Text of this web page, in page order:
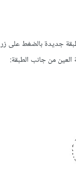
جديدة بالضغط على
من جانب الطبقة: